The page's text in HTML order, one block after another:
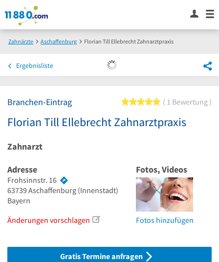
Zahnärzte Aschaffenburg Florian Till Ellebrecht Zahnarztpraxis
Ergebnisliste
Branchen-Eintrag 5 von 5 Sternen
1 Bewertung
Florian Till Ellebrecht Zahnarztpraxis
Zahnarzt
Adresse
Frohsinnstr. 16
63739Aschaffenburg (Innenstadt)
Bayern
Änderungen vorschlagen
Fotos, Videos
Fotos hinzufügen
Gratis Termine anfragen